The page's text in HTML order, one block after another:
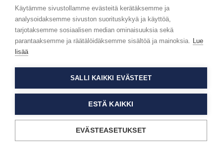
Käytämme sivustollamme evästeitä kerätäksemme ja
analysoidaksemme sivuston suorituskykyä ja käyttöä,
tarjotaksemme sosiaalisen median ominaisuuksia sekä
parantaaksemme ja räätälöidäksemme sisältöä ja mainoksia. Lue
lisää
SALLI KAIKKI EVÄSTEET
ESTÄ KAIKKI
EVÄSTEASETUKSET